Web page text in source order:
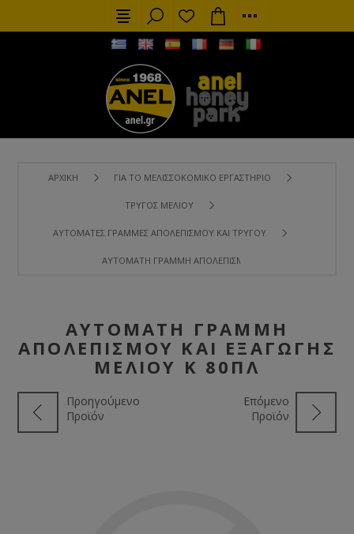
ΑΡΧΙΚΉ ΓΙΑ ΤΟ ΜΕΛΙΣΣΟΚΟΜΙΚΌ ΕΡΓΑΣΤΉΡΙΟ
ΤΡΎΓΟΣ ΜΕΛΙΟΎ
ΑΥΤΌΜΑΤΕΣ ΓΡΑΜΜΈΣ ΑΠΟΛΕΠΙΣΜΟΎ ΚΑΙ ΤΡΎΓΟΥ
ΑΥΤΌΜΑΤΗ ΓΡΑΜΜΉ ΑΠΟΛΕΠΙΣΜΟΎ ΚΑΙ ΕΞΑΓΩΓΉΣ ΜΕΛΙΟΎ
ΑΥΤΌΜΑΤΗ ΓΡΑΜΜΉ
ΑΠΟΛΕΠΙΣΜΟΎ ΚΑΙ ΕΞΑΓΩΓΉΣ
ΜΕΛΙΟΎ K 80ΠΛ
Προηγούμενο
Προϊόν
Επόμενο
Προϊόν